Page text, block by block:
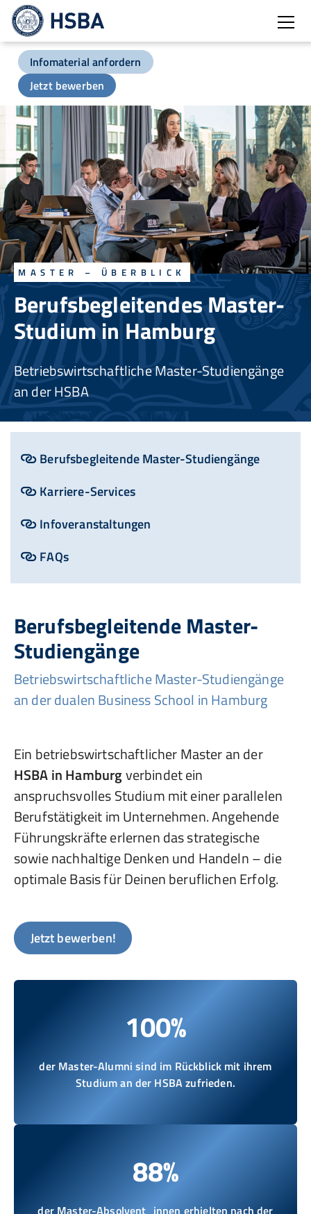
Infomaterial anfordern
Jetzt bewerben
Berufsbegleitendes Master-
Studium in Hamburg
MASTER – ÜBERBLICK
Betriebswirtschaftliche Master-Studiengänge
an der HSBA
Berufsbegleitende Master-Studiengänge
Karriere-Services
Infoveranstaltungen
FAQs
Berufsbegleitende Master-
Studiengänge
Betriebswirtschaftliche Master-Studiengänge
an der dualen Business School in Hamburg
Ein betriebswirtschaftlicher Master an der
HSBA in Hamburgverbindet ein
anspruchsvolles Studium mit einer parallelen
Berufstätigkeit im Unternehmen. Angehende
Führungskräfte erlernen das strategische
sowie nachhaltige Denken und Handeln – die
optimale Basis für Deinen beruflichen Erfolg.
Jetzt bewerben!
100%
der Master-Alumni sind im Rückblick mit ihrem
Studiuman der HSBA zufrieden.
88%
der Master-Absolvent_innen erhielten nach der